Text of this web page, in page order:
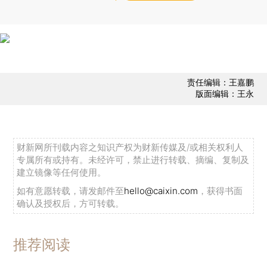
责任编辑：王嘉鹏
版面编辑：王永
财新网所刊载内容之知识产权为财新传媒及/或相关权利人
专属所有或持有。未经许可，禁止进行转载、摘编、复制及
建立镜像等任何使用。
如有意愿转载，请发邮件至hello@caixin.com ，获得书面
确认及授权后，方可转载。
推荐阅读